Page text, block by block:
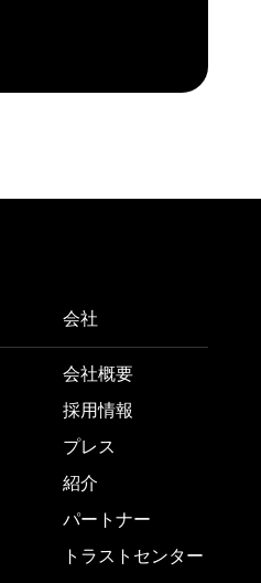
会社
会社概要
採用情報
プレス
紹介
パートナー
トラストセンター